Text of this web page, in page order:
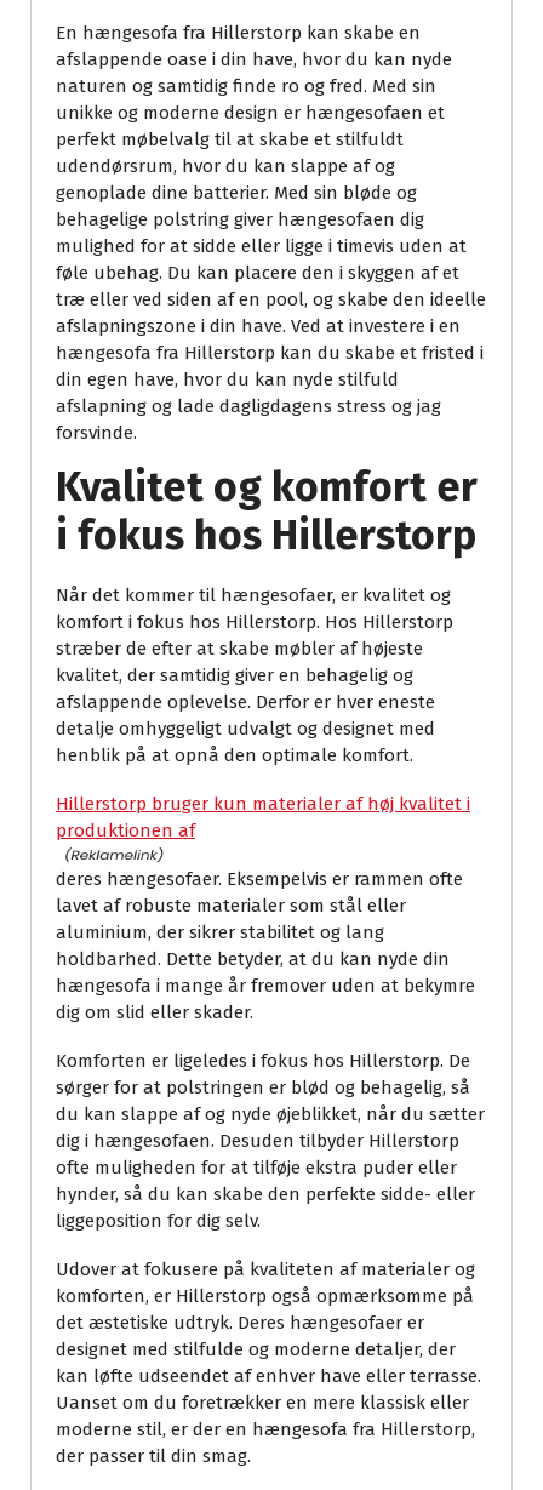
En hængesofa fra Hillerstorp kan skabe en
afslappende oase i din have, hvor du kan nyde
naturen og samtidig finde ro og fred. Med sin
unikke og moderne design er hængesofaen et
perfekt møbelvalg til at skabe et stilfuldt
udendørsrum, hvor du kan slappe af og
genoplade dine batterier. Med sin bløde og
behagelige polstring giver hængesofaen dig
mulighed for at sidde eller ligge i timevis uden at
føle ubehag. Du kan placere den i skyggen af et
træ eller ved siden af en pool, og skabe den ideelle
afslapningszone i din have. Ved at investere i en
hængesofa fra Hillerstorp kan du skabe et fristed i
din egen have, hvor du kan nyde stilfuld
afslapning og lade dagligdagens stress og jag
forsvinde.
Kvalitet og komfort er
i fokus hos Hillerstorp
Når det kommer til hængesofaer, er kvalitet og
komfort i fokus hos Hillerstorp. Hos Hillerstorp
stræber de efter at skabe møbler af højeste
kvalitet, der samtidig giver en behagelig og
afslappende oplevelse. Derfor er hver eneste
detalje omhyggeligt udvalgt og designet med
henblik på at opnå den optimale komfort.
Hillerstorp bruger kun materialer af høj kvalitet i
produktionen af
deres hængesofaer. Eksempelvis er rammen ofte
lavet af robuste materialer som stål eller
aluminium, der sikrer stabilitet og lang
holdbarhed. Dette betyder, at du kan nyde din
hængesofa i mange år fremover uden at bekymre
dig om slid eller skader.
Komforten er ligeledes i fokus hos Hillerstorp. De
sørger for at polstringen er blød og behagelig, så
du kan slappe af og nyde øjeblikket, når du sætter
dig i hængesofaen. Desuden tilbyder Hillerstorp
ofte muligheden for at tilføje ekstra puder eller
hynder, så du kan skabe den perfekte sidde- eller
liggeposition for dig selv.
Udover at fokusere på kvaliteten af materialer og
komforten, er Hillerstorp også opmærksomme på
det æstetiske udtryk. Deres hængesofaer er
designet med stilfulde og moderne detaljer, der
kan løfte udseendet af enhver have eller terrasse.
Uanset om du foretrækker en mere klassisk eller
moderne stil, er der en hængesofa fra Hillerstorp,
der passer til din smag.